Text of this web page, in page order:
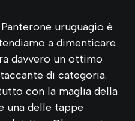
uruguagio è
a dimenticare.
davvero un ottimo
di categoria.
con la maglia della
una delle tappe